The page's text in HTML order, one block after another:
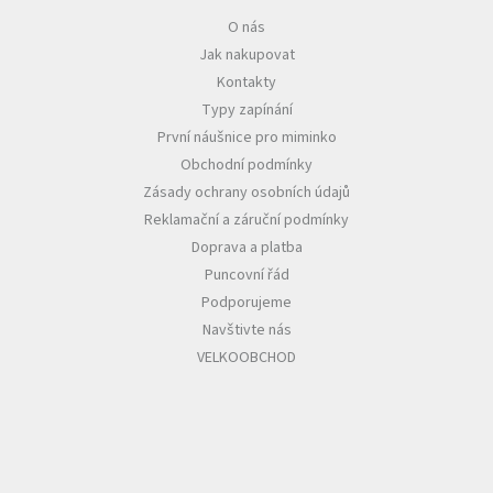
O nás
Jak nakupovat
Kontakty
Typy zapínání
První náušnice pro miminko
Obchodní podmínky
Zásady ochrany osobních údajů
Reklamační a záruční podmínky
Doprava a platba
Puncovní řád
Podporujeme
Navštivte nás
VELKOOBCHOD